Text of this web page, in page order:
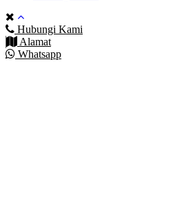
Hubungi Kami
Alamat
Whatsapp